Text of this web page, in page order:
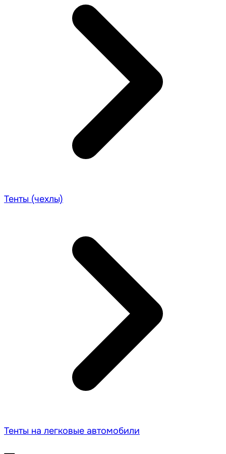
Тенты (чехлы)
Тенты на легковые автомобили